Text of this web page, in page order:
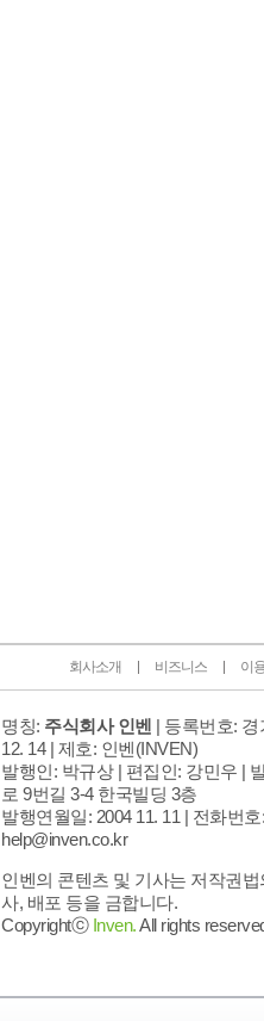
회사소개 비즈니스 이
명칭: 주식회사 인벤 | 등록번호:
12. 14 | 제호: 인벤(INVEN)
발행인: 박규상 | 편집인: 강민우 |
로 9번길 3-4 한국빌딩 3층
발행연월일: 2004 11. 11 | 전화번호
help@inven.co.kr
인벤의 콘텐츠 및 기사는 저작권
사, 배포 등을 금합니다.
Copyrightⓒ Inven.All rights